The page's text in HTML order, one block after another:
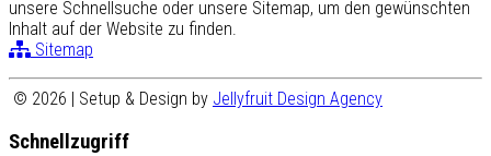
unsere Schnellsuche oder unsere Sitemap, um den gewünschten
Inhalt auf der Website zu finden.
Sitemap
© 2026 | Setup & Design by Jellyfruit Design Agency
Schnellzugriff